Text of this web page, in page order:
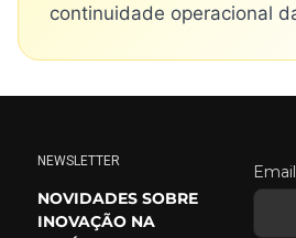
continuidade operacional
NEWSLETTER
NOVIDADES SOBRE
INOVAÇÃO NA